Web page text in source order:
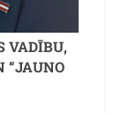
VADĪBU,
“JAUNO